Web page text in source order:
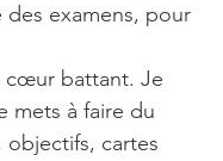
examens, pour
cœur battant. Je
mets à faire du
objectifs, cartes